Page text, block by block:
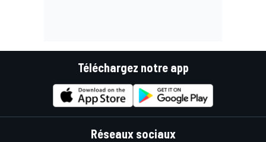
Téléchargez notre app
Réseaux sociaux